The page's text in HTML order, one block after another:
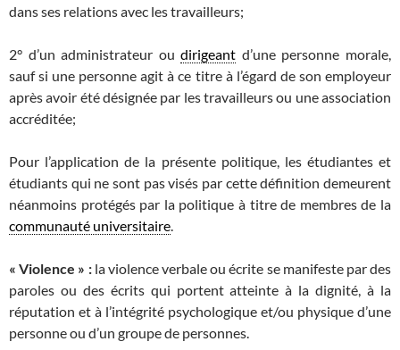
dans ses relations avec les travailleurs;
2° d’un administrateur oudirigeant d’une personne morale,
sauf si une personne agit à ce titre à l’égard de son employeur
après avoir été désignée par les travailleurs ou une association
accréditée;
Pour l’application de la présente politique, les étudiantes et
étudiants qui ne sont pas visés par cette définition demeurent
néanmoins protégés par la politique à titre de membres de la
communauté universitaire.
« Violence » : la violence verbale ou écrite se manifeste par des
paroles ou des écrits qui portent atteinte à la dignité, à la
réputation et à l’intégrité psychologique et/ou physique d’une
personne ou d’un groupe de personnes.